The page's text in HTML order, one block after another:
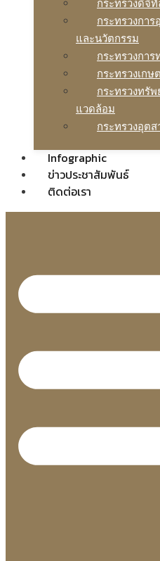
กระทรวงดิจิ
กระทรวงกา
และนวัตกรรม
กระทรวงการ
กระทรวงเก
กระทรวงทรั
แวดล้อม
กระทรวงอุต
Infographic
ข่าวประชาสัมพันธ์
ติดต่อเรา